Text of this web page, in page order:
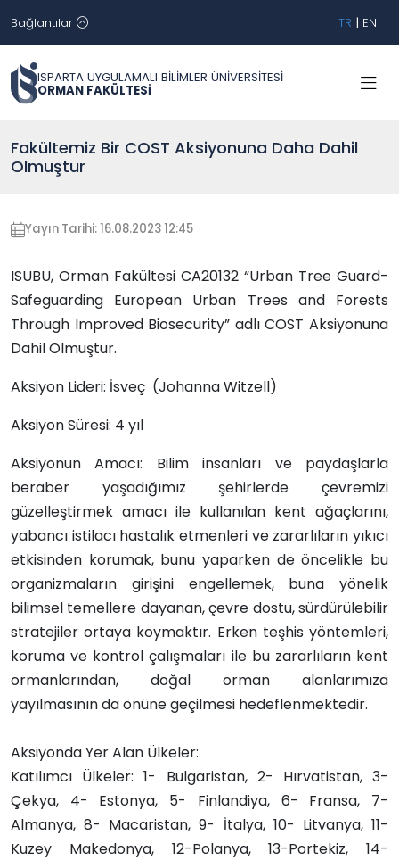
Bağlantılar TR | EN
ISPARTA UYGULAMALI BİLİMLER ÜNİVERSİTESİ
ORMAN FAKÜLTESİ
Fakültemiz Bir COST Aksiyonuna Daha Dahil
Olmuştur
Yayın Tarihi: 16.08.2023 12:45
ISUBU, Orman Fakültesi CA20132 “Urban Tree Guard-
Safeguarding European Urban Trees and Forests
Through Improved Biosecurity” adlı COST Aksiyonuna
Dahil Olmuştur.
Aksiyon Lideri: İsveç (Johanna Witzell)
Aksiyon Süresi: 4 yıl
Aksiyonun Amacı: Bilim insanları ve paydaşlarla
beraber yaşadığımız şehirlerde çevremizi
güzelleştirmek amacı ile kullanılan kent ağaçlarını,
yabancı istilacı hastalık etmenleri ve zararlıların yıkıcı
etkisinden korumak, bunu yaparken de öncelikle bu
organizmaların girişini engellemek, buna yönelik
bilimsel temellere dayanan, çevre dostu, sürdürülebilir
stratejiler ortaya koymaktır. Erken teşhis yöntemleri,
koruma ve kontrol çalışmaları ile bu zararlıların kent
ormanlarından, doğal orman alanlarımıza
yayılmasının da önüne geçilmesi hedeflenmektedir.
Aksiyonda Yer Alan Ülkeler:
Katılımcı Ülkeler: 1- Bulgaristan, 2- Hırvatistan, 3-
Çekya, 4- Estonya, 5- Finlandiya, 6- Fransa, 7-
Almanya, 8- Macaristan, 9- İtalya, 10- Litvanya, 11-
Kuzey Makedonya, 12-Polanya, 13-Portekiz, 14-